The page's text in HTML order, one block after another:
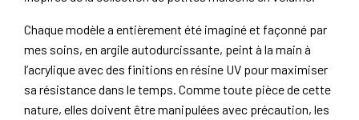
Chaque modèle a entièrement été imaginé et façonné par
mes soins, en argile autodurcissante, peint à la main à
l’acrylique avec des finitions en résine UV pour maximiser
sa résistance dans le temps. Comme toute pièce de cette
nature, elles doivent être manipulées avec précaution, les